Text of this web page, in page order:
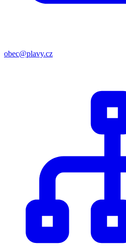
obec@plavy.cz